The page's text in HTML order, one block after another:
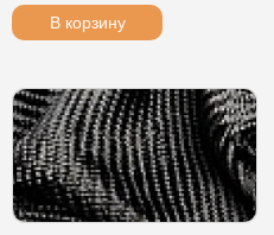
В корзину